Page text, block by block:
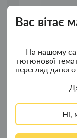
Вас вітає
На нашому
тютюнової
перегляд
Ні,